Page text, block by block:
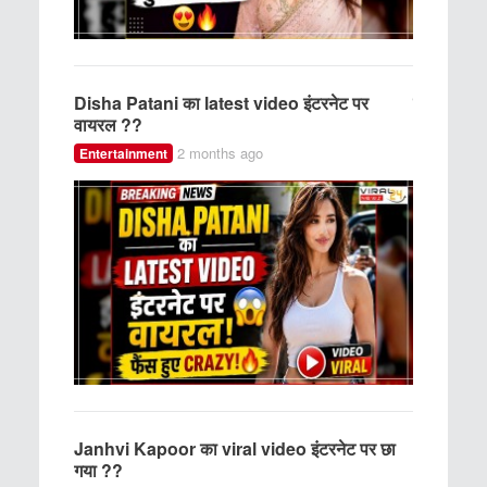
Disha Patani का latest video इंटरनेट पर
वायरल ??
Entertainment 2 months ago
Janhvi Kapoor का viral video इंटरनेट पर छा
गया ??